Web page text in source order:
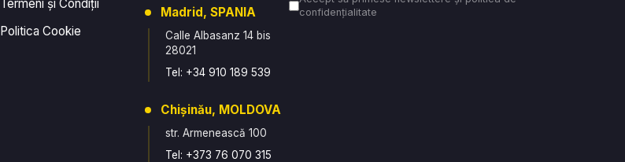
Termeni și Condiții
Politica Cookie
Madrid, SPANIA
Calle Albasanz 14 bis
28021
Tel: +34 910 189 539
Chișinău, MOLDOVA
str. Armenească 100
Tel: +373 76 070 315
confidențialitate